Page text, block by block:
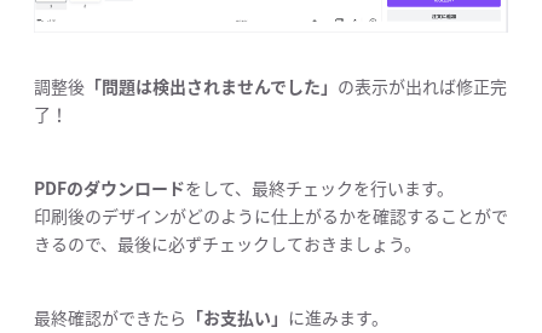
調整後 「問題は検出されませんでした」 の表示が出れば修正完
了！
PDFのダウンロードをして、最終チェックを行います。
印刷後のデザインがどのように仕上がるかを確認することがで
きるので、最後に必ずチェックしておきましょう。
最終確認ができたら 「お支払い」 に進みます。